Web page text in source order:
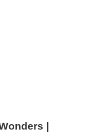
|